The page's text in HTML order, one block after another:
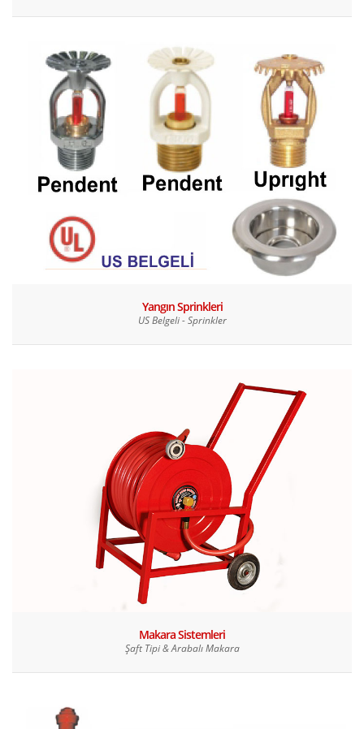
Yangın Sprinkleri
US Belgeli - Sprinkler
Makara Sistemleri
Şaft Tipi & Arabalı Makara